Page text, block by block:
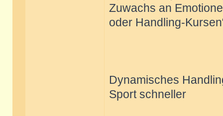
Zuwachs an
oder Handling-
Dynamisches
Sport schneller